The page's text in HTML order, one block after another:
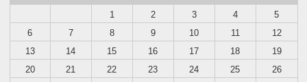
1 2 3 4
5
6
7 8 9 10 11
12
13
14 15 16 17 18
19
20
21 22 23 24 25
26